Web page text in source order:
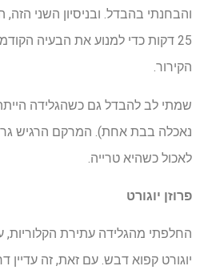
והבחנתי בהבדל. ובניסיון השני
25 דקות כדי למנוע את הבעיה
הקירור.
שמתי לב להבדל גם כשהגלידה
נאכלה בבת אחת). המרקם הרגיש
לאכול כשהיא טרייה.
פרוזן יוגורט
החלפתי מהגלידה עתירת
יוגורט קפוא דבש. עם זאת, זה